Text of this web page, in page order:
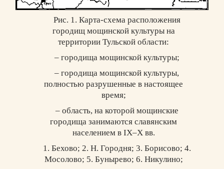
Рис. 1. Карта-схема расположения
городищ мощинской культуры на
территории Тульской области:
– городища мощинской культуры;
– городища мощинской культуры,
полностью разрушенные в настоящее
время;
– область, на которой мощинские
городища занимаются славянским
населением в IX–X вв.
1. Бехово; 2. Н. Городня; 3. Борисово; 4.
Мосолово; 5. Бунырево; 6. Никулино;